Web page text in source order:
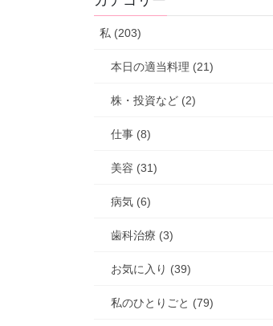
私 (203)
本日の適当料理 (21)
株・投資など (2)
仕事 (8)
美容 (31)
病気 (6)
歯科治療 (3)
お気に入り (39)
私のひとりごと (79)